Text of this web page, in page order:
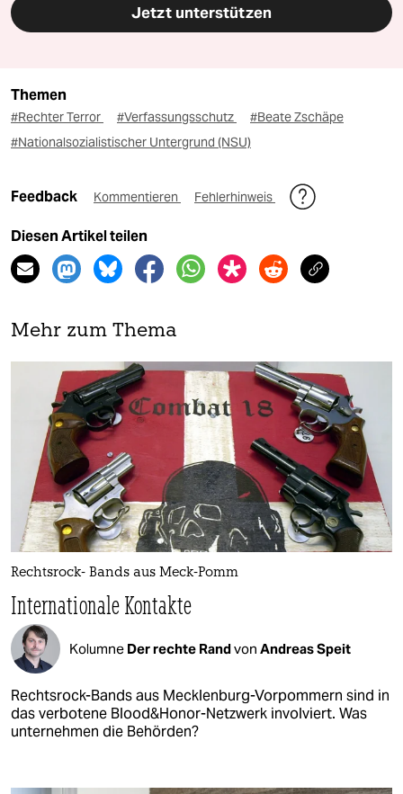
Jetzt unterstützen
Themen
#Rechter Terror #Verfassungsschutz
#Beate Zschäpe
#Nationalsozialistischer Untergrund (NSU)
Feedback Kommentieren Fehlerhinweis
Diesen Artikel teilen
Mehr zum Thema
Rechtsrock- Bands aus Meck-Pomm
Internationale Kontakte
Kolumne Der rechte Randvon Andreas Speit
Rechtsrock-Bands aus Mecklenburg-Vorpommern sind in
das verbotene Blood&Honor-Netzwerk involviert. Was
unternehmen die Behörden?